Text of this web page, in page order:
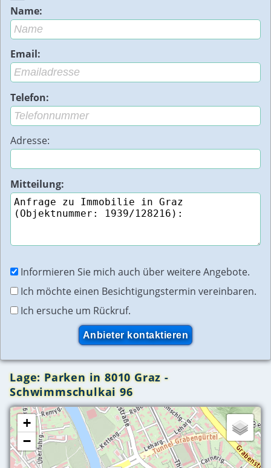
Name:
Email:
Telefon:
Adresse:
Mitteilung:
Informieren Sie mich auch über weitere Angebote.
Ich möchte einen Besichtigungstermin vereinbaren.
Ich ersuche um Rückruf.
Lage: Parken in 8010 Graz -
Schwimmschulkai 96
+
−